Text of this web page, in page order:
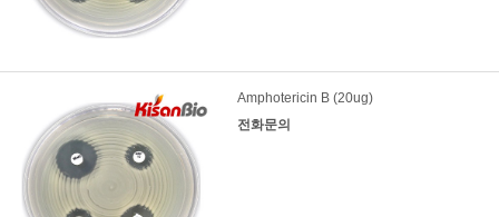
Amphotericin B (20ug)
전화문의